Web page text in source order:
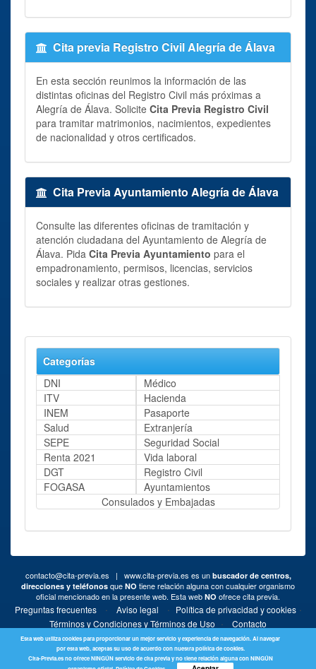
Esta web utiliza cookies para proporcionar un mejor servicio y experiencia de navegación. Al navegar
por esta web, aceptas su uso de acuerdo con nuestra política de cookies.
Cita-Previa.es no ofrece NINGÚN servicio de cita previa y no tiene relación alguna con NINGÚN
Cita previa Registro Civil Alegría de Álava
En esta sección reunimos la información de las
distintas oficinas del Registro Civil más próximas a
Alegría de Álava. Solicite Cita Previa Registro Civil
para tramitar matrimonios, nacimientos, expedientes
de nacionalidad y otros certificados.
Cita Previa Ayuntamiento Alegría de Álava
Consulte las diferentes oficinas de tramitación y
atención ciudadana del Ayuntamiento de Alegría de
Álava. Pida Cita Previa Ayuntamiento para el
empadronamiento, permisos, licencias, servicios
sociales y realizar otras gestiones.
Categorías
DNI
Médico
ITV
Hacienda
INEM
Pasaporte
Salud
Extranjería
SEPE
Seguridad Social
Renta 2021
Vida laboral
DGT
Registro Civil
FOGASA
Ayuntamientos
Consulados y Embajadas
contacto@cita-previa.es | www.cita-previa.es es un buscador de centros,
direcciones y teléfonos que NO tiene relación alguna con cualquier organismo
oficial mencionado en la presente web. Esta web NO ofrece cita previa.
Preguntas frecuentes· Aviso legal · Política de privacidad y cookies·
Términos y Condiciones y Términos de Uso · Contacto